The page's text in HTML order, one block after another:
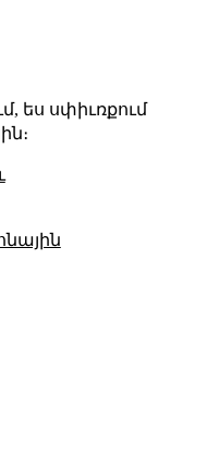
ես սփիւռքում